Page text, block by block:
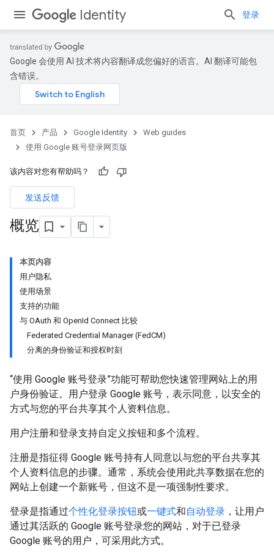
Identity 登录
Google 会使用 AI 技术将内容翻译成您偏好的语言。AI 翻译可能包
含错误。
首页 产品 Google Identity
Web guides
使用 Google 账号登录网页版
该内容对您有帮助吗？
发送反馈
概览
本页内容
用户隐私
使用场景
支持的功能
与 OAuth 和 OpenId Connect 比较
Federated Credential Manager (FedCM)
分离的身份验证和授权时刻
“使用 Google 账号登录”功能可帮助您快速管理网站上的用
户身份验证。用户登录 Google 账号，表示同意，以安全的
方式与您的平台共享其个人资料信息。
用户注册和登录支持自定义按钮和多个流程。
注册是指征得 Google 账号持有人同意以与您的平台共享其
个人资料信息的步骤。通常，系统会使用此共享数据在您的
网站上创建一个新账号，但这不是一项强制性要求。
登录是指通过个性化登录按钮或一键式和自动登录 ，让用户
通过其活跃的 Google 账号登录您的网站，对于已登录
Google 账号的用户，可采用此方式。